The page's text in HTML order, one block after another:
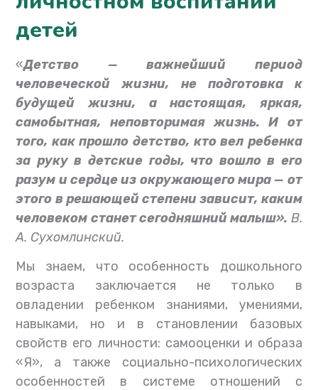
детей
«Детство — важнейший период
человеческой жизни, не подготовка к
будущей жизни, а настоящая, яркая,
самобытная, неповторимая жизнь. И от
того, как прошло детство, кто вел ребенка
за руку в детские годы, что вошло в его
разум и сердце из окружающего мира — от
этого в решающей степени зависит, каким
человеком станет сегодняшний малыш». В.
А. Сухомлинский.
Мы знаем, что особенность дошкольного
возраста заключается не только в
овладении ребенком знаниями, умениями,
навыками, но и в становлении базовых
свойств его личности: самооценки и образа
«Я», а также социально-психологических
особенностей в системе отношений с